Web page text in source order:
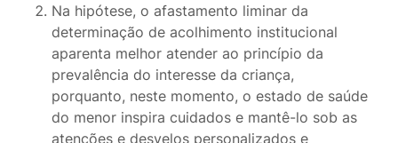
Na hipótese, o afastamento liminar da
determinação de acolhimento institucional
aparenta melhor atender ao princípio da
prevalência do interesse da criança,
porquanto, neste momento, o estado de saúde
do menor inspira cuidados e mantê-lo sob as
atenções e desvelos personalizados e